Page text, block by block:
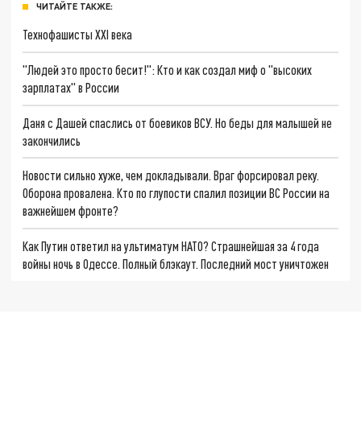
ЧИТАЙТЕ ТАКЖЕ:
Технофашисты XXI века
"Людей это просто бесит!": Кто и как создал миф о "высоких
зарплатах" в России
Даня с Дашей спаслись от боевиков ВСУ. Но беды для малышей не
закончились
Новости сильно хуже, чем докладывали. Враг форсировал реку.
Оборона провалена. Кто по глупости спалил позиции ВС России на
важнейшем фронте?
Как Путин ответил на ультиматум НАТО? Страшнейшая за 4 года
войны ночь в Одессе. Полный блэкаут. Последний мост уничтожен